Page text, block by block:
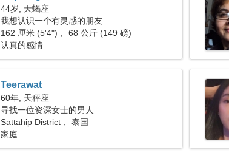
44岁, 天蝎座
我想认识一个有灵感的朋友
162 厘米 (5'4")， 68 公斤 (149 磅)
认真的感情
Teerawat
60年, 天秤座
寻找一位资深女士的男人
Sattahip District， 泰国
家庭